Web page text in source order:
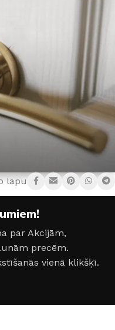
–
lapu:
par Akcijām,
precēm.
vienā klikšķī.